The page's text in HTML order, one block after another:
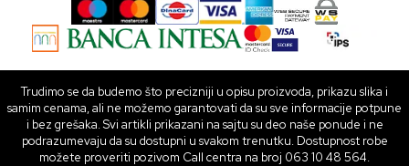
Trudimo se da budemo što precizniji u opisu proizvoda, prikazu slika i
samim cenama, ali ne možemo garantovati da su sve informacije potpune
i bez grešaka. Svi artikli prikazani na sajtu su deo naše ponude i ne
podrazumevaju da su dostupni u svakom trenutku. Dostupnost robe
možete proveriti pozivom Call centra na broj 063 10 48 564.